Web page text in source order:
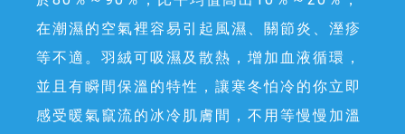
在潮濕的空氣裡容易引起風濕、關節炎、溼疹
等不適。羽絨可吸濕及散熱，增加血液循環，
並且有瞬間保溫的特性，讓寒冬怕冷的你立即
感受暖氣竄流的冰冷肌膚間，不用等慢慢加溫